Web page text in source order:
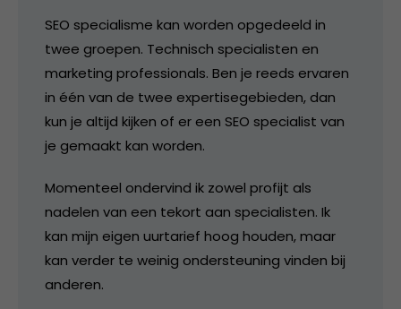
SEO specialisme kan worden opgedeeld in
twee groepen. Technisch specialisten en
marketing professionals. Ben je reeds ervaren
in één van de twee expertisegebieden, dan
kun je altijd kijken of er een SEO specialist van
je gemaakt kan worden.
Momenteel ondervind ik zowel profijt als
nadelen van een tekort aan specialisten. Ik
kan mijn eigen uurtarief hoog houden, maar
kan verder te weinig ondersteuning vinden bij
anderen.